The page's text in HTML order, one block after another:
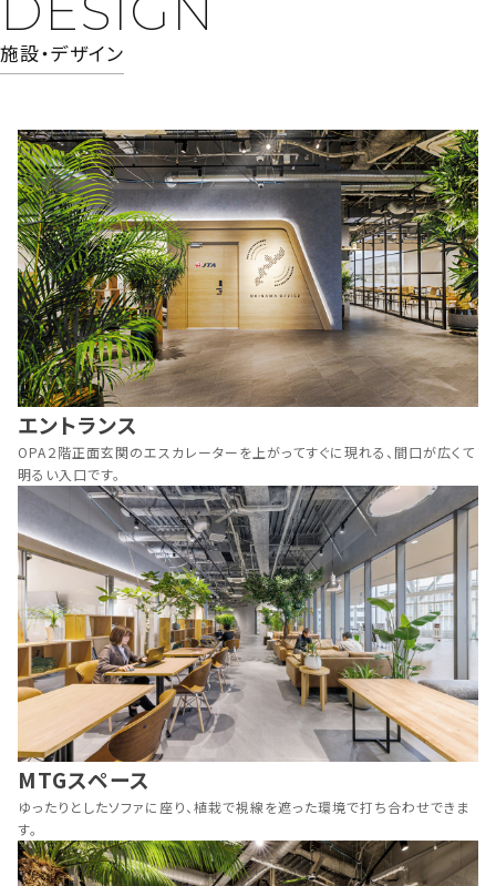
施設・デザイン
エントランス
OPA２階正面玄関のエスカレーターを上がってすぐに現れる、 間口が広くて
明るい入口です。
MTGスペース
ゆったりとしたソファに座り、植栽で視線を遮った環境で打ち合わせできま
す。